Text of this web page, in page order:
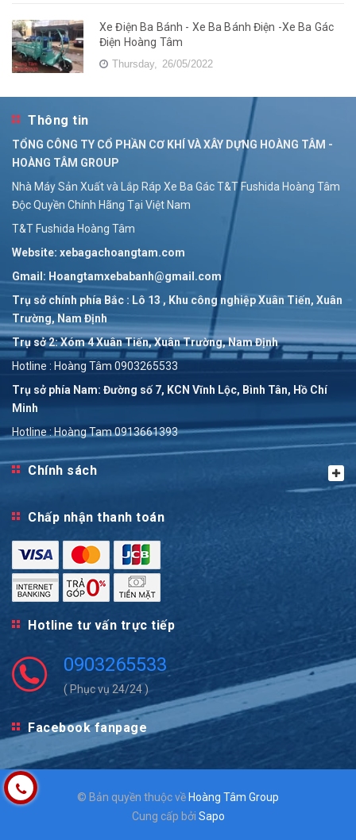
Xe Điện Ba Bánh - Xe Ba Bánh Điện -Xe Ba Gác
Điện Hoàng Tâm
Thursday, 26/05/2022
Thông tin
TỔNG CÔNG TY CỔ PHẦN CƠ KHÍ VÀ XÂY DỰNG HOÀNG TÂM -
HOÀNG TÂM GROUP
Nhà Máy Sản Xuất và Lắp Ráp Xe Ba Gác T&T Fushida Hoàng Tâm
Độc Quyền Chính Hãng Tại Việt Nam
T&T Fushida Hoàng Tâm
Website: xebagachoangtam.com
Gmail: Hoangtamxebabanh@gmail.com
Trụ sở chính phía Bắc : Lô 13 , Khu công nghiệp Xuân Tiến, Xuân
Trường, Nam Định
Trụ sở 2: Xóm 4 Xuân Tiến, Xuân Trường, Nam Định
Hotline : Hoàng Tâm 0903265533
Trụ sở phía Nam: Đường số 7, KCN Vĩnh Lộc, Bình Tân, Hồ Chí
Minh
Hotline : Hoàng Tam 0913661393
Chính sách
Chấp nhận thanh toán
Hotline tư vấn trực tiếp
0903265533
( Phục vụ 24/24 )
Facebook fanpage
© Bản quyền thuộc vềHoàng Tâm Group
Cung cấp bởi Sapo